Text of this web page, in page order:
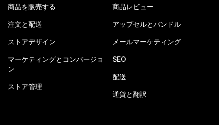
商品を販売する
注文と配送
ストアデザイン
マーケティングとコンバージョ
ン
ストア管理
商品レビュー
アップセルとバンドル
メールマーケティング
SEO
配送
通貨と翻訳